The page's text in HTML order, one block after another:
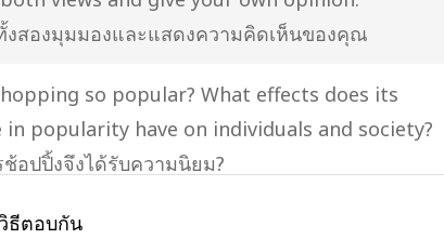
งสองมุมมองและแสดงความคิดเห็นของคุณ
so popular? What effects does its
in popularity have on individuals and society?
อปปิ้งจึงได้รับความนิยม?
ยมที่เพิ่มขึ้นนี้ส่งผลอย่างไรต่อบุคคลและสังคม?
ธีตอบกัน